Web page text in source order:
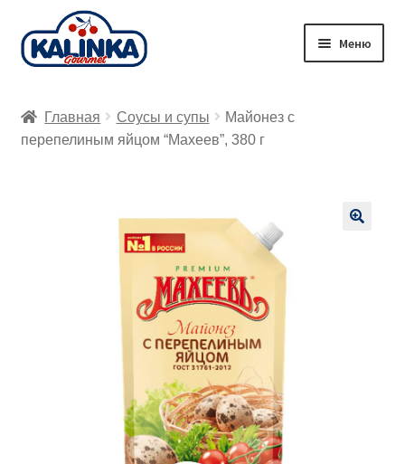
Перейти
к
Перейти
к
Меню
Заказ онлайн
Главная Соусы и супы
Майонез с
перепелиным яйцом “Махеев”, 380 г